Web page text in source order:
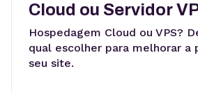
Cloud ou Servidor
Hospedagem Cloud ou VPS?
qual escolher para melhorar a
seu site.